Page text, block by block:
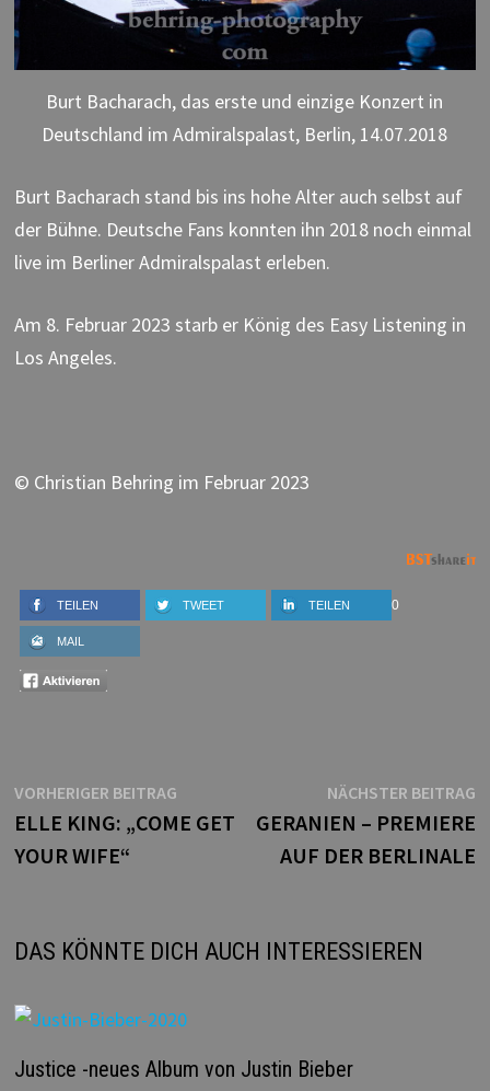
Burt Bacharach, das erste und einzige Konzert in
Deutschland im Admiralspalast, Berlin, 14.07.2018
Burt Bacharach stand bis ins hohe Alter auch selbst auf
der Bühne. Deutsche Fans konnten ihn 2018 noch einmal
live im Berliner Admiralspalast erleben.
Am 8. Februar 2023 starb er König des Easy Listening in
Los Angeles.
© Christian Behring im Februar 2023
TEILEN TWEET 0
TEILEN
MAIL
Beitragsnavigation
VORHERIGER BEITRAGVorheriger
Beitrag:
ELLE KING: „COME GET
YOUR WIFE“
NÄCHSTER BEITRAG
GERANIEN – PREMIERE
AUF DER BERLINALE
DAS KÖNNTE DICH AUCH INTERESSIEREN
Justice -neues Album von Justin Bieber